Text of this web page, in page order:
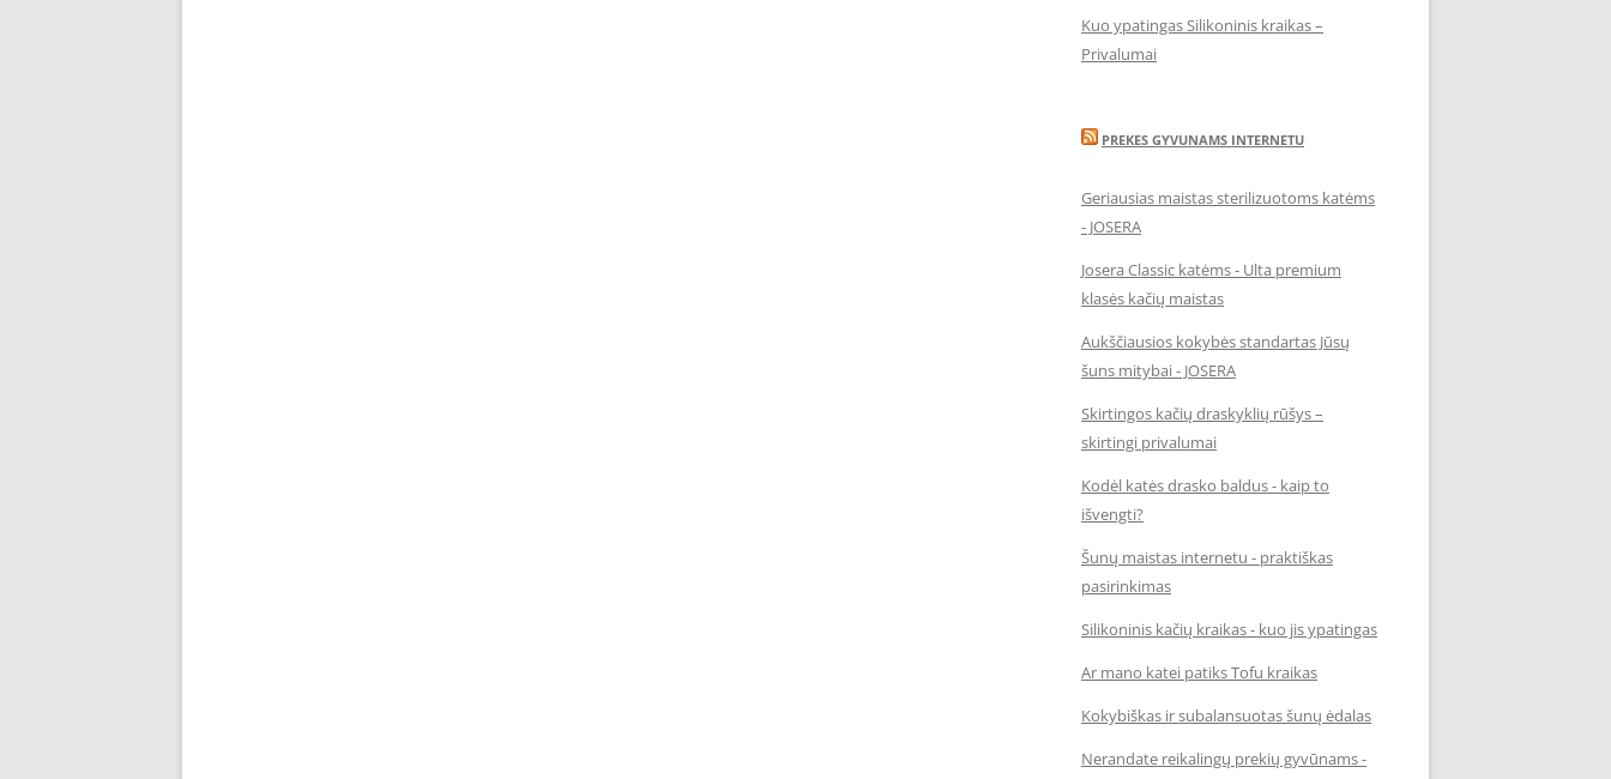
Kuo ypatingas Silikoninis kraikas –
Privalumai
PREKES GYVUNAMS INTERNETU
Geriausias maistas sterilizuotoms katėms
- JOSERA
Josera Classic katėms - Ulta premium
klasės kačių maistas
Aukščiausios kokybės standartas Jūsų
šuns mitybai - JOSERA
Skirtingos kačių draskyklių rūšys –
skirtingi privalumai
Kodėl katės drasko baldus - kaip to
išvengti?
Šunų maistas internetu - praktiškas
pasirinkimas
Silikoninis kačių kraikas - kuo jis ypatingas
Ar mano katei patiks Tofu kraikas
Kokybiškas ir subalansuotas šunų ėdalas
Nerandate reikalingų prekių gyvūnams -